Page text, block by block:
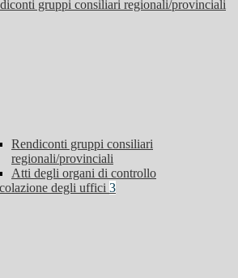
gruppi consiliari regionali/provinciali
Rendiconti gruppi consiliari
regionali/provinciali
Atti degli organi di controllo
degli uffici 3